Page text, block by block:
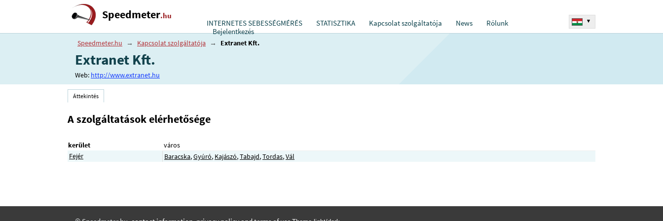
Speedmeter.hu
INTERNETES SEBESSÉGMÉRÉS STATISZTIKA Kapcsolat szolgáltatója News
Rólunk
Bejelentkezés
▾
Speedmeter.hu → Kapcsolat szolgáltatója → Extranet Kft.
Extranet Kft.
Web: http://www.extranet.hu
Áttekintés
A szolgáltatások elérhetősége
kerület
város
Fejér
Baracska,Gyúró, Kajászó,Tabajd,Tordas,Vál